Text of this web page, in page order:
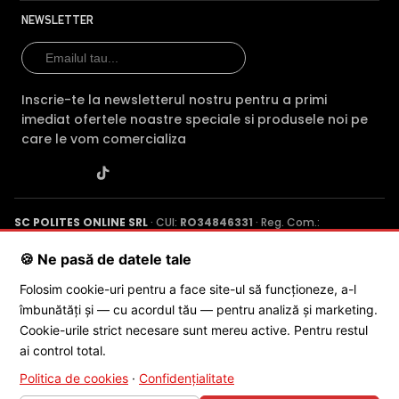
Garantie
Audio
—
HikVision DS-2CE50DF3T-VPLSZE(2.8-12MM) →·
HikVision DS-2CE79D0T-VFIT3F vs HikVision DS-
2CE76D0T-ITPF2C →·HikVision DS-2CE79D0T-VFIT3F vs
HikVision DS-2CE56D0T-IRF →
NEWSLETTER
Inscrie-te la newsletterul nostru pentru a primi
imediat ofertele noastre speciale si produsele noi pe
care le vom comercializa
SC POLITES ONLINE SRL · CUI: RO34846331 · Reg. Com.:
Poenaru, Nr. 1, Craiova, Jud. Dolj ·
© 2026 SC POLITES ONLINE SRL
🍪 Ne pasă de datele tale
Folosim cookie-uri pentru a face site-ul să funcționeze, a-l
îmbunătăți și — cu acordul tău — pentru analiză și marketing.
Cookie-urile strict necesare sunt mereu active. Pentru restul
ai control total.
Politica de cookies · Confidențialitate